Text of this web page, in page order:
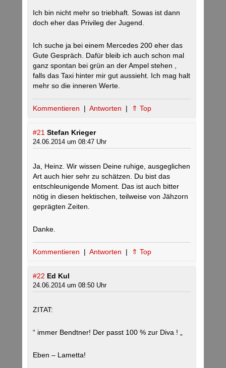
Ich bin nicht mehr so triebhaft. Sowas ist dann
doch eher das Privileg der Jugend.
Ich suche ja bei einem Mercedes 200 eher das
Gute Gespräch. Dafür bleib ich auch schon mal
ganz spontan bei grün an der Ampel stehen ,
falls das Taxi hinter mir gut aussieht. Ich mag halt
mehr so die inneren Werte.
Kommentieren | Antworten | ⇑ Top
#21 Stefan Krieger
24.06.2014 um 08:47 Uhr
Ja, Heinz. Wir wissen Deine ruhige, ausgeglichen
Art auch hier sehr zu schätzen. Du bist das
entschleunigende Moment. Das ist auch bitter
nötig in diesen hektischen, teilweise von Jähzorn
geprägten Zeiten.
Danke.
Kommentieren | Antworten | ⇑ Top
#22 Ed Kul
24.06.2014 um 08:50 Uhr
ZITAT:
“ immer Bendtner! Der passt 100 % zur Diva ! „
Eben – Lametta!